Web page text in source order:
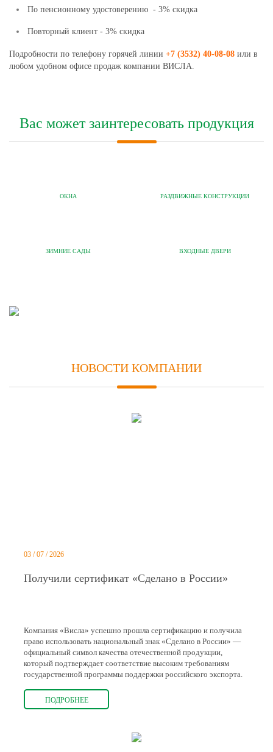
По пенсионному удостоверению - 3% скидка
Повторный клиент - 3% скидка
Подробности по телефону горячей линии +7 (3532) 40-08-08 или в
любом удобном офисе продаж компании ВИСЛА.
Вас может заинтересовать продукция
ОКНА РАЗДВИЖНЫЕ КОНСТРУКЦИИ
ЗИМНИЕ САДЫ ВХОДНЫЕ ДВЕРИ
НОВОСТИ КОМПАНИИ
03 / 07 / 2026
Получили сертификат «Сделано в России»
Компания «Висла» успешно прошла сертификацию и получила
право использовать национальный знак «Сделано в России» —
официальный символ качества отечественной продукции,
который подтверждает соответствие высоким требованиям
государственной программы поддержки российского экспорта.
ПОДРОБНЕЕ